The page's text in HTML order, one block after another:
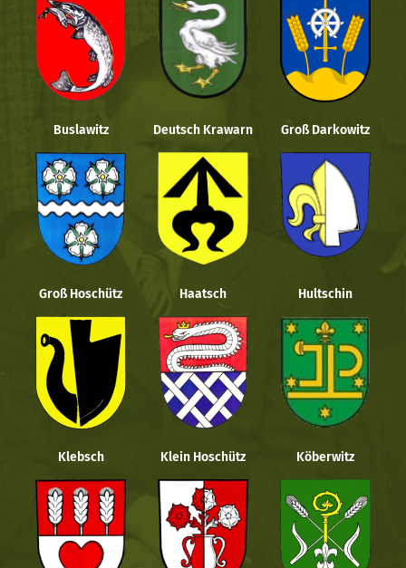
Buslawitz Deutsch Krawarn Groß Darkowitz
Groß Hoschütz Haatsch Hultschin
Klebsch Klein Hoschütz Köberwitz